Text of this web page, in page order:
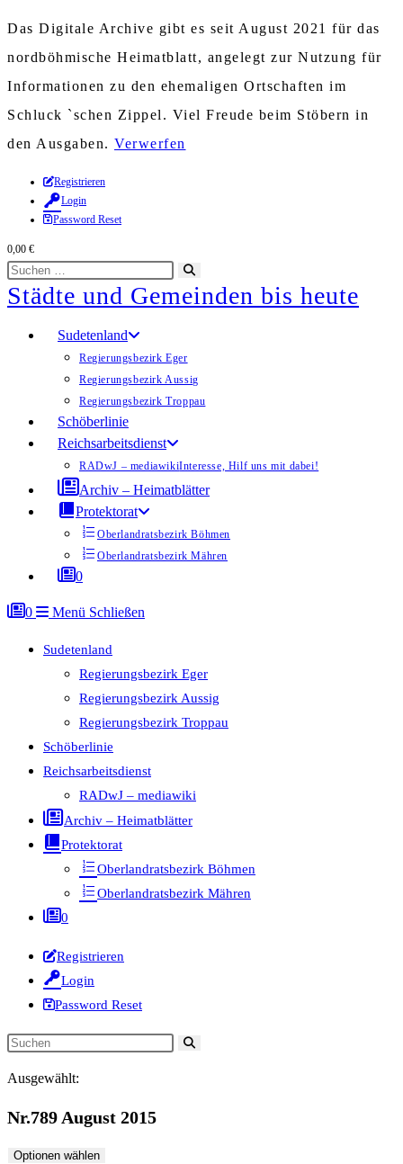
Das Digitale Archive gibt es seit August 2021 für das
nordböhmische Heimatblatt, angelegt zur Nutzung für
Informationen zu den ehemaligen Ortschaften im
Schluck `schen Zippel. Viel Freude beim Stöbern in
den Ausgaben. Verwerfen
Zum
Inhalt
springen
Registrieren
Login
Password Reset
0,00 €
Diese
Website
durchsuchen
starten
Städte und Gemeinden bis heute
Sudetenland
Regierungsbezirk Eger
Regierungsbezirk Aussig
Regierungsbezirk Troppau
Schöberlinie
Reichsarbeitsdienst
RADwJ – mediawikiInteresse, Hilf uns mit dabei!
Archiv – Heimatblätter
Protektorat
Oberlandratsbezirk Böhmen
Oberlandratsbezirk Mähren
0
0 Menü Schließen
Sudetenland
Regierungsbezirk Eger
Regierungsbezirk Aussig
Regierungsbezirk Troppau
Schöberlinie
Reichsarbeitsdienst
RADwJ – mediawiki
Archiv – Heimatblätter
Protektorat
Oberlandratsbezirk Böhmen
Oberlandratsbezirk Mähren
0
Registrieren
Login
Password Reset
Diese
durchsuchen
Ausgewählt:
Nr.789 August 2015
Optionen wählen